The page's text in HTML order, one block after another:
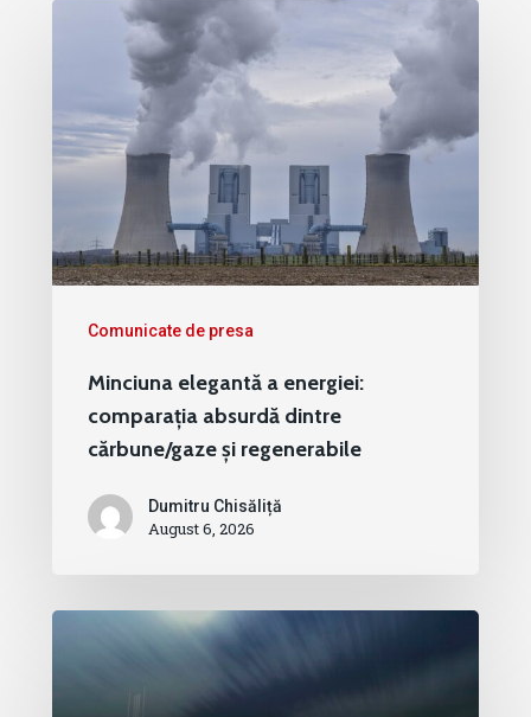
Comunicate de presa
Minciuna elegantă a energiei:
comparația absurdă dintre
cărbune/gaze și regenerabile
Dumitru Chisăliță
August 6, 2026